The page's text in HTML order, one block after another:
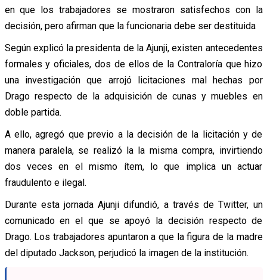
en que los trabajadores se mostraron satisfechos con la
decisión, pero afirman que la funcionaria debe ser destituida
Según explicó la presidenta de la Ajunji, existen antecedentes
formales y oficiales, dos de ellos de la Contraloría que hizo
una investigación que arrojó licitaciones mal hechas por
Drago respecto de la adquisición de cunas y muebles en
doble partida.
A ello, agregó que previo a la decisión de la licitación y de
manera paralela, se realizó la la misma compra, invirtiendo
dos veces en el mismo ítem, lo que implica un actuar
fraudulento e ilegal.
Durante esta jornada Ajunji difundió, a través de Twitter, un
comunicado en el que se apoyó la decisión respecto de
Drago. Los trabajadores apuntaron a que la figura de la madre
del diputado Jackson, perjudicó la imagen de la institución.